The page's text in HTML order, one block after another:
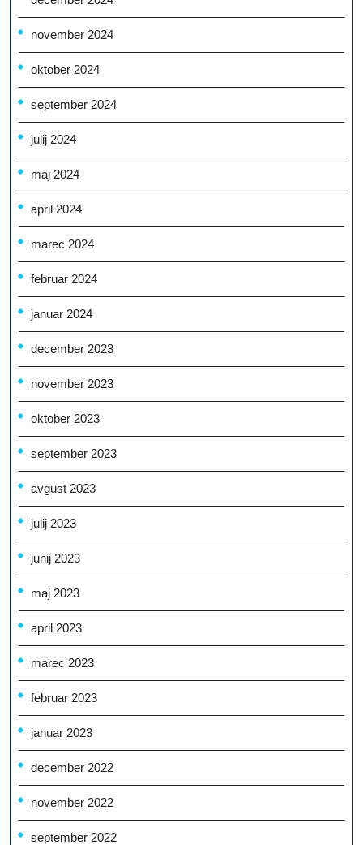
november 2024
oktober 2024
september 2024
julij 2024
maj 2024
april 2024
marec 2024
februar 2024
januar 2024
december 2023
november 2023
oktober 2023
september 2023
avgust 2023
julij 2023
junij 2023
maj 2023
april 2023
marec 2023
februar 2023
januar 2023
december 2022
november 2022
september 2022